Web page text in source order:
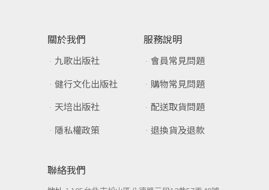
關於我們
九歌出版社
健行文化出版社
天培出版社
隱私權政策
服務說明
會員常見問題
購物常見問題
配送取貨問題
退換貨及退款
聯絡我們